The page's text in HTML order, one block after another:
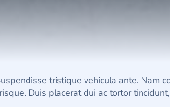
tristique vehicula ante. Nam
Duis placerat dui ac tortor